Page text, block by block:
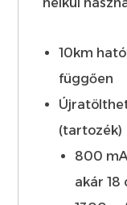
10km
függően
(tartozék)
800
akár 18